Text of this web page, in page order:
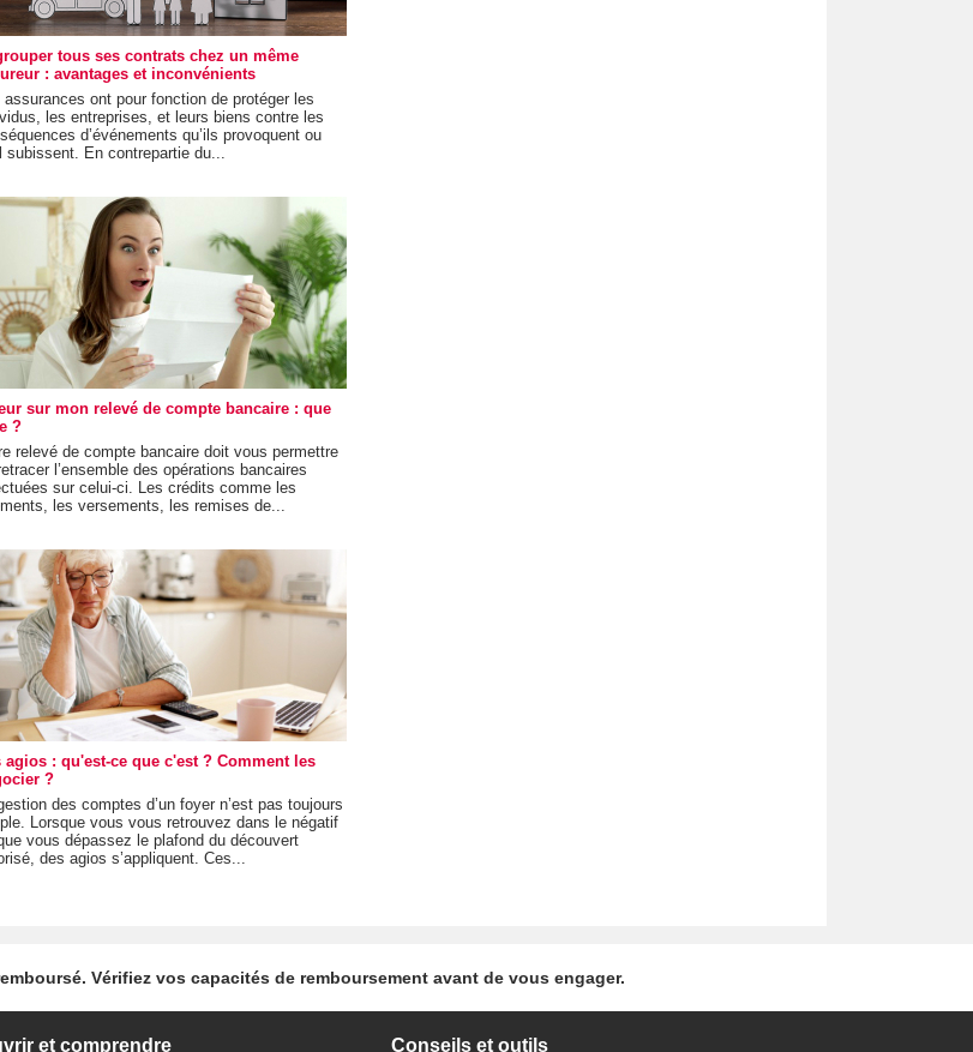
tous ses contrats chez un même
: avantages et inconvénients
assurances ont pour fonction de protéger les
les entreprises, et leurs biens contre les
d’événements qu’ils provoquent ou
subissent. En contrepartie du...
sur mon relevé de compte bancaire : que
?
relevé de compte bancaire doit vous permettre
l’ensemble des opérations bancaires
sur celui-ci. Les crédits comme les
les versements, les remises de...
agios : qu'est-ce que c'est ? Comment les
?
des comptes d’un foyer n’est pas toujours
Lorsque vous vous retrouvez dans le négatif
vous dépassez le plafond du découvert
des agios s’appliquent. Ces...
Vérifiez vos capacités de remboursement avant de vous engager.
Conseils et outils
et comprendre